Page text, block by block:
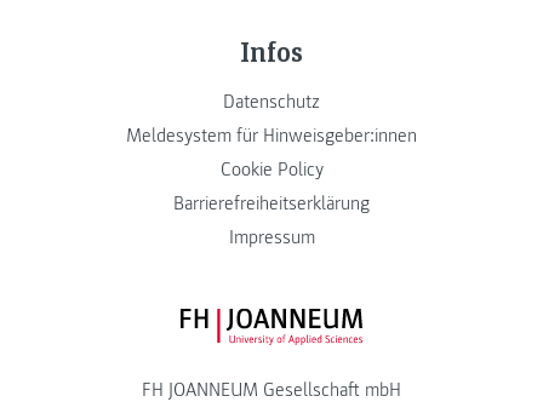
Infos
Datenschutz
Meldesystem für Hinweisgeber:innen
Cookie Policy
Barrierefreiheitserklärung
Impressum
FH JOANNEUM Logo
FH JOANNEUM Gesellschaft mbH